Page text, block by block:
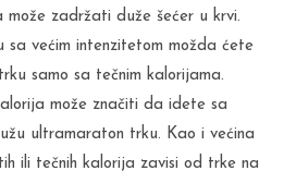
zadržati duže šećer u krvi.
većim intenzitetom možda ćete
samo sa tečnim kalorijama.
može značiti da idete sa
ultramaraton trku. Kao i većina
ili tečnih kalorija zavisi od trke na